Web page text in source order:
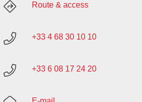
Route & access
+33 4 68 30 10 10
+33 6 08 17 24 20